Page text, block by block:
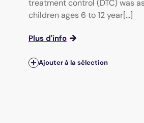
treatment control (DTC) was
children ages 6 to 12 year[...]
Plus d'info
Ajouter à la sélection